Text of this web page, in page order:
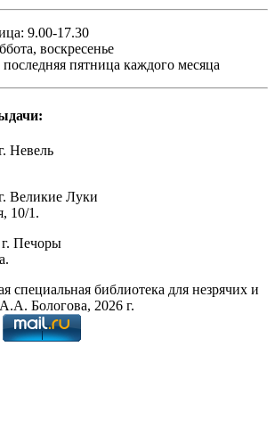
9.00-17.30
воскресенье
пятница каждого месяца
Невель
Великие Луки
10/1.
Печоры
специальная библиотека для незрячих и
Бологова, 2026 г.